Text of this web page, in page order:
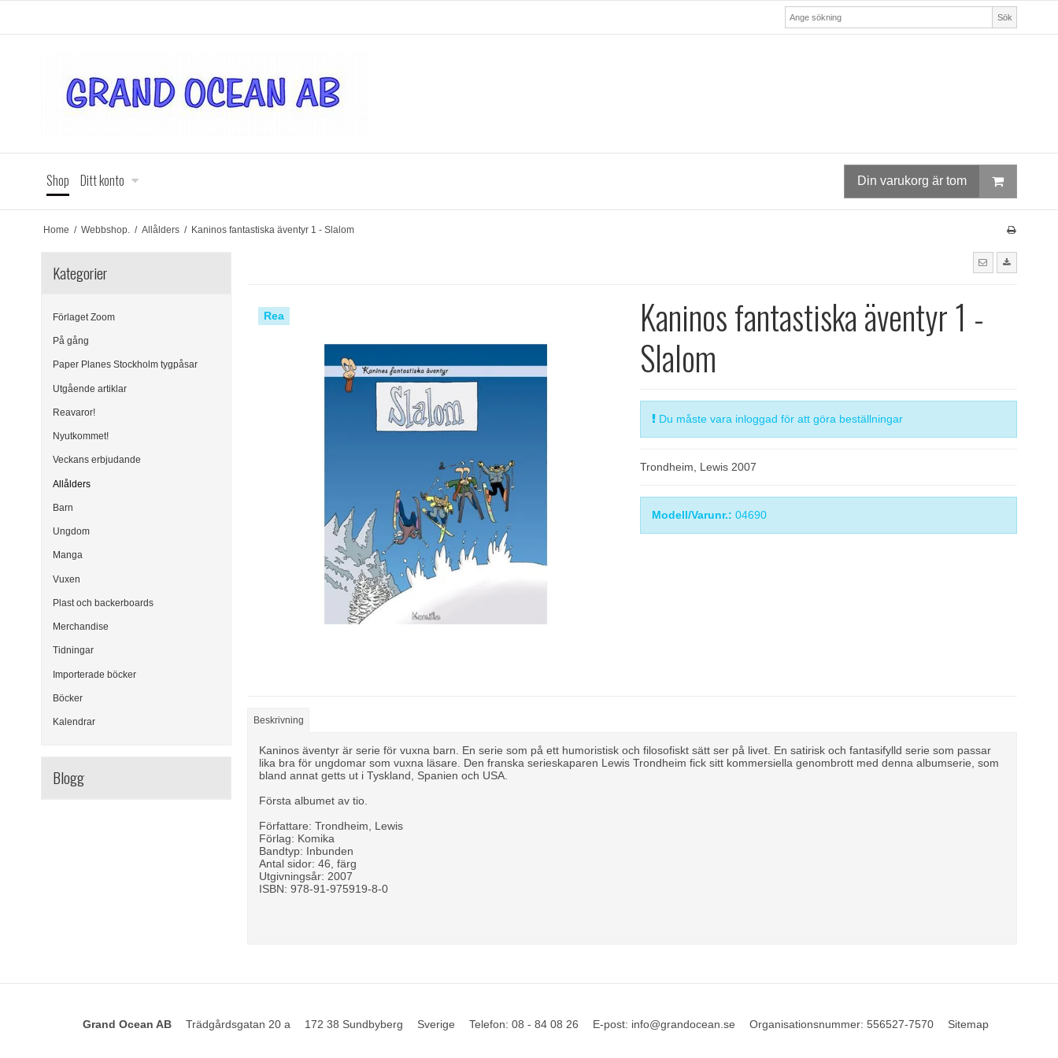
Sök
Shop Ditt konto Din varukorg är tom
Home / Webbshop. / Allålders / Kaninos fantastiska äventyr 1 - Slalom
Kategorier
Förlaget Zoom
På gång
Paper Planes Stockholm tygpåsar
Utgående artiklar
Reavaror!
Nyutkommet!
Veckans erbjudande
Allålders
Barn
Ungdom
Manga
Vuxen
Plast och backerboards
Merchandise
Tidningar
Importerade böcker
Böcker
Kalendrar
Blogg
Rea
Kaninos fantastiska äventyr 1 -
Slalom
Du måste vara inloggad för att göra beställningar
Trondheim, Lewis 2007
Modell/Varunr.: 04690
Beskrivning
Kaninos äventyr är serie för vuxna barn. En serie som på ett humoristisk och filosofiskt sätt ser på livet. En satirisk och fantasifylld serie som passar
lika bra för ungdomar som vuxna läsare. Den franska serieskaparen Lewis Trondheim fick sitt kommersiella genombrott med denna albumserie, som
bland annat getts ut i Tyskland, Spanien och USA.
Första albumet av tio.
Författare: Trondheim, Lewis
Förlag: Komika
Bandtyp: Inbunden
Antal sidor: 46, färg
Utgivningsår: 2007
ISBN: 978-91-975919-8-0
Grand Ocean AB Trädgårdsgatan 20 a 172 38 Sundbyberg Sverige Telefon: 08 - 84 08 26 E-post: info@grandocean.se Organisationsnummer: 556527-7570 Sitemap